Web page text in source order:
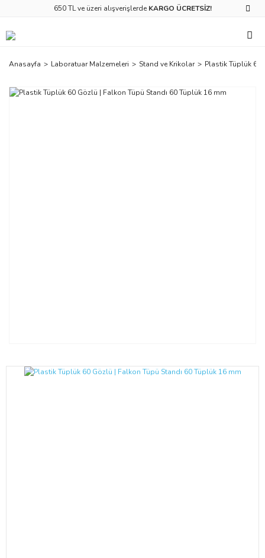
650 TL ve üzeri alışverişlerde KARGO ÜCRETSİZ!
Anasayfa Laboratuar Malzemeleri Stand ve Krikolar Plastik Tüplük 60